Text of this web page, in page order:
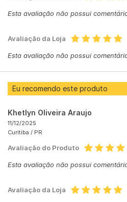
Esta avaliação não possui
Avaliação da Loja
Esta avaliação não possui
Eu recomendo este produto
Khetlyn Oliveira Araujo
11/12/2025
Curitiba / PR
Avaliação do Produto
Esta avaliação não possui
Avaliação da Loja